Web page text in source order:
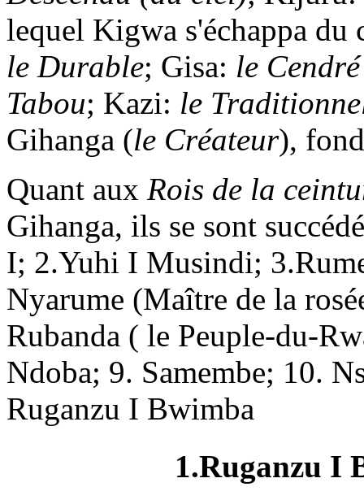
lequel Kigwa s'échappa
le Durable; Gisa: le Cendré
Tabou; Kazi: le
Gihanga (le Créateur),
Quant aux Rois de la
Gihanga, ils se sont
I; 2.Yuhi I Musindi;
Nyarume (Maître de la
Rubanda ( le Peuple-du-
Ndoba; 9. Samembe; 10.
Ruganzu I Bwimba
1.Ruganzu I